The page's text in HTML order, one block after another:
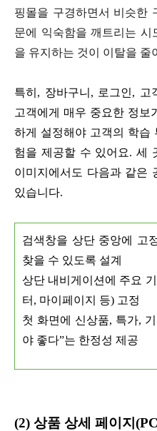
핑몰을 구경하면서 비슷한
문에 익숙함을 깨트리는 시
을 유지하는 것이 이탈을 줄
특히, 장바구니, 로그인, 고
고객에게 매우 중요한 정보
하게 설정해야 고객의 학습
험을 제공할 수 있어요. 세
이미지에서도 다음과 같은
있습니다.
검색창을 상단 중앙에 고
찾을 수 있도록 설계
상단 내비게이션에 주요
터, 마이페이지 등) 고정
첫 화면에 신상품, 특가,
야 좋다”는 한정성 제공
(2) 상품 상세 페이지